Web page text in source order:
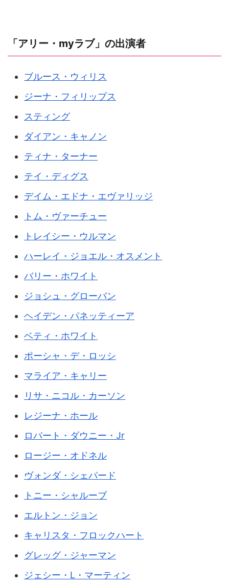
「アリー・myラブ」の出演者
ブルース・ウィリス
ジーナ・フィリップス
スティング
ダイアン・キャノン
ティナ・ターナー
テイ・ディグス
デイム・エドナ・エヴァリッジ
トム・ヴァーチュー
トレイシー・ウルマン
ハーレイ・ジョエル・オスメント
バリー・ホワイト
ジョシュ・グローバン
ヘイデン・パネッティーア
ベティ・ホワイト
ポーシャ・デ・ロッシ
マライア・キャリー
リサ・ニコル・カーソン
レジーナ・ホール
ロバート・ダウニー・Jr
ロージー・オドネル
ヴォンダ・シェパード
トニー・シャルーブ
エルトン・ジョン
キャリスタ・フロックハート
グレッグ・ジャーマン
ジェシー・L・マーティン